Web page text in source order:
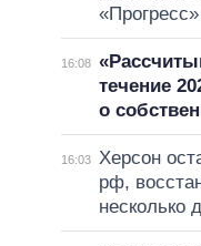
«Прогресс»
16:08
течение
о
16:03 Херсон
рф,
несколько